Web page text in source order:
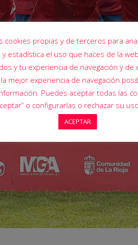
cookies propias y de terceros para
y estadística el uso que haces de la
y tu experiencia de navegación y de
mejor experiencia de navegación
Puedes aceptar todas las
o configurarlas o rechazar su
ACEPTAR